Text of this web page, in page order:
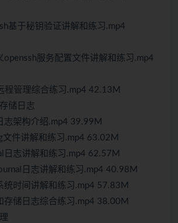
基于秘钥验证讲解和练习.mp4
openssh服务配置文件讲解和练习.mp4
程管理综合练习.mp4 42.13M
储日志
志架构介绍.mp4 39.99M
件讲解和练习.mp4 63.02M
日志讲解和练习.mp4 62.57M
日志讲解和练习.mp4 40.98M
统时间讲解和练习.mp4 57.83M
存储日志综合练习.mp4 38.00M